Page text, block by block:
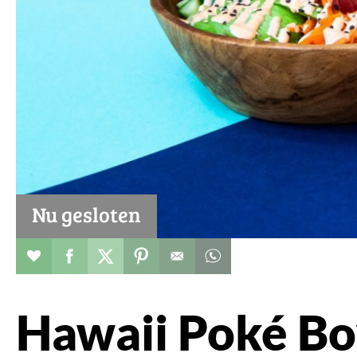
Nu gesloten
Restaurant toevoegen aan favorieten
Deel dit op facebook
Deel dit op twitter
Deel dit op pinterest
Hawaii Poké